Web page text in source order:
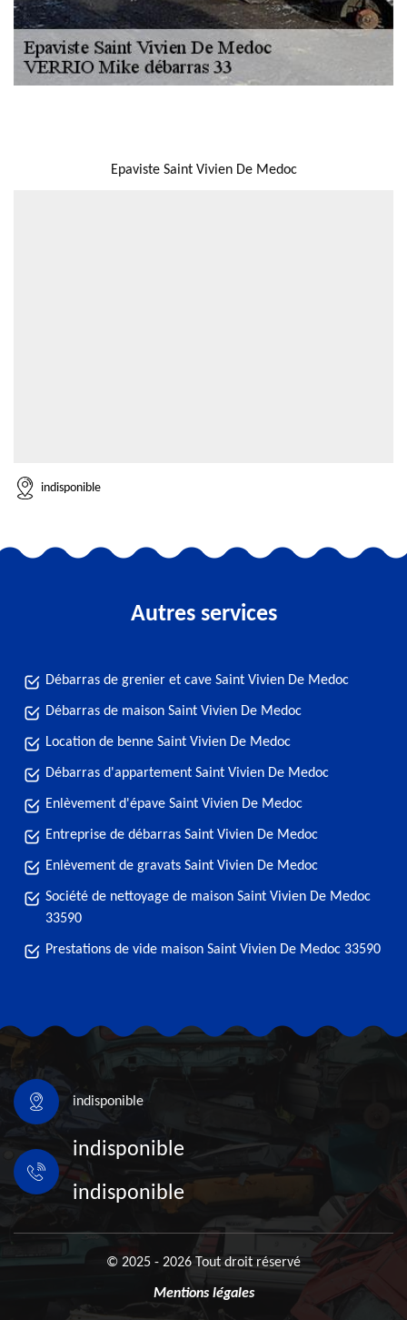
Epaviste Saint Vivien De Medoc
indisponible
Autres services
Débarras de grenier et cave Saint Vivien De Medoc
Débarras de maison Saint Vivien De Medoc
Location de benne Saint Vivien De Medoc
Débarras d'appartement Saint Vivien De Medoc
Enlèvement d'épave Saint Vivien De Medoc
Entreprise de débarras Saint Vivien De Medoc
Enlèvement de gravats Saint Vivien De Medoc
Société de nettoyage de maison Saint Vivien De Medoc
33590
Prestations de vide maison Saint Vivien De Medoc 33590
indisponible
indisponible
indisponible
© 2025 - 2026 Tout droit réservé
Mentions légales